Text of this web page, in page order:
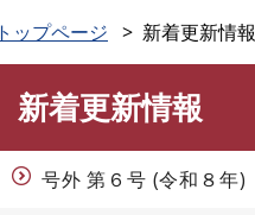
トップページ 新着更新情報
新着更新情報
号外 第６号 (令和８年)